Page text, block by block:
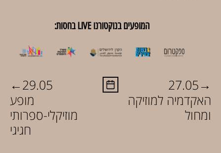
המופעים בנוקטורנו LIVE בחסות:
←29.05
מופע
מוזיקלי-ספרותי
חגיגי
27.05→
האקדמיה למוזיקה
ומחול